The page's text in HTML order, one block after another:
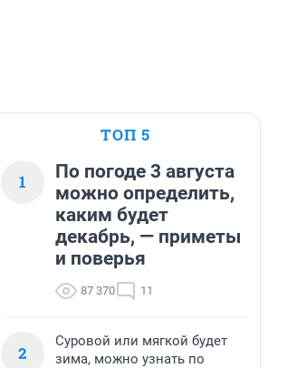
ТОП 5
1
По погоде 3 августа
можно определить,
каким будет
декабрь, — приметы
и поверья
87 370 11
2
Суровой или мягкой будет
зима, можно узнать по